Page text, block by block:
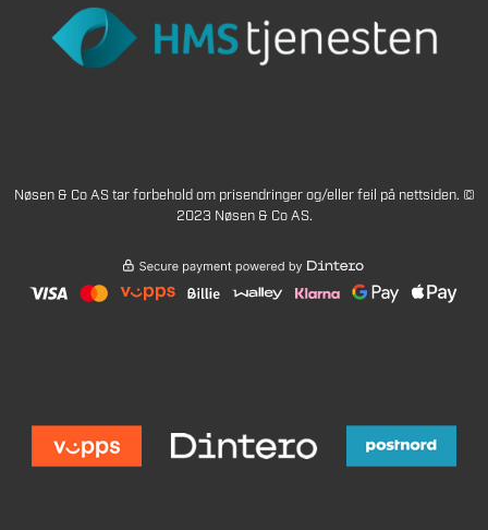
Nøsen & Co AS tar forbehold om prisendringer og/eller feil på nettsiden. ©
2023 Nøsen & Co AS.